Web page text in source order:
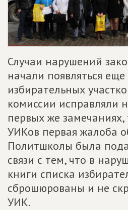
Случаи нарушений
начали появляться
избирательных
комиссии исправляли
первых же
УИКов первая жалоба
Политшколы была
связи с тем, что в
книги списка
сброшюрованы и не
УИК.